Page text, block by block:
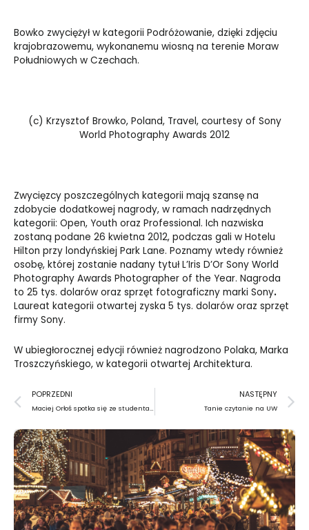
Bowko zwyciężył w kategorii Podróżowanie, dzięki zdjęciu
krajobrazowemu, wykonanemu wiosną na terenie Moraw
Południowych w Czechach.
(c) Krzysztof Browko, Poland, Travel, courtesy of Sony
World Photography Awards 2012
Zwycięzcy poszczególnych kategorii mają szansę na
zdobycie dodatkowej nagrody, w ramach nadrzędnych
kategorii: Open, Youth oraz Professional. Ich nazwiska
zostaną podane 26 kwietna 2012, podczas gali w Hotelu
Hilton przy londyńskiej Park Lane. Poznamy wtedy również
osobę, której zostanie nadany tytuł L’Iris D’Or Sony World
Photography Awards Photographer of the Year. Nagroda
to 25 tys. dolarów oraz sprzęt fotograficzny marki Sony.
Laureat kategorii otwartej zyska 5 tys. dolarów oraz sprzęt
firmy Sony.
W ubiegłorocznej edycji również nagrodzono Polaka, Marka
Troszczyńskiego, w kategorii otwartej Architektura.
Prev
POPRZEDNI
Maciej Orłoś spotka się ze studentami
NASTĘPNY
Tanie czytanie na UW